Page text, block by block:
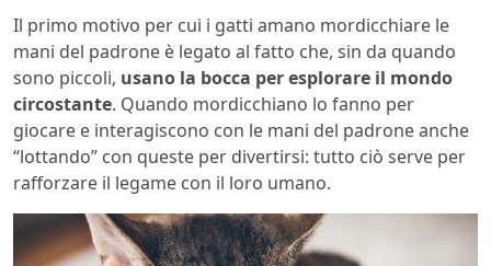
Il primo motivo per cui i gatti amano mordicchiare le
mani del padrone è legato al fatto che, sin da quando
sono piccoli, usano la bocca per esplorare il mondo
circostante. Quando mordicchiano lo fanno per
giocare e interagiscono con le mani del padrone anche
“lottando” con queste per divertirsi: tutto ciò serve per
rafforzare il legame con il loro umano.